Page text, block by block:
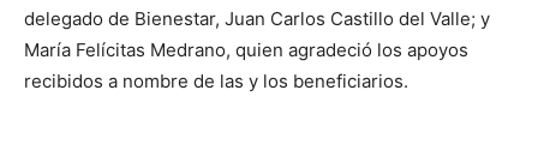
delegado de Bienestar, Juan Carlos Castillo del Valle; y
María Felícitas Medrano, quien agradeció los apoyos
recibidos a nombre de las y los beneficiarios.